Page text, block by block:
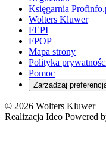
Księgarnia
Wolters Kluwer
FEPI
FPOP
Mapa strony
Polityka
Pomoc
Zarządzaj
© 2026 Wolters Kluwer
Realizacja Ideo Powered